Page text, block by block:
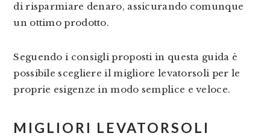
di risparmiare denaro, assicurando comunque
un ottimo prodotto.
Seguendo i consigli proposti in questa guida è
possibile scegliere il migliore levatorsoli per le
proprie esigenze in modo semplice e veloce.
MIGLIORI LEVATORSOLI